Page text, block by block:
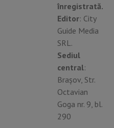
înregistrată.
Editor: City
Guide Media
SRL.
Sediul
central:
Brașov, Str.
Octavian
Goga nr. 9, bl.
290